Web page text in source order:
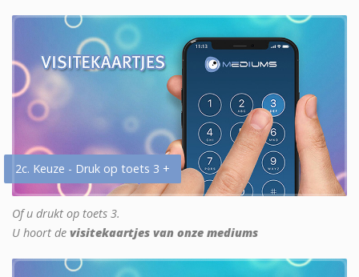
2c. Keuze - Druk op toets 3 +
Of u drukt op toets 3.
U hoort de visitekaartjes van onze mediums